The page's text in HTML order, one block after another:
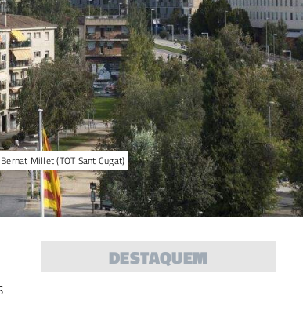
Millet (TOT Sant Cugat)
DESTAQUEM